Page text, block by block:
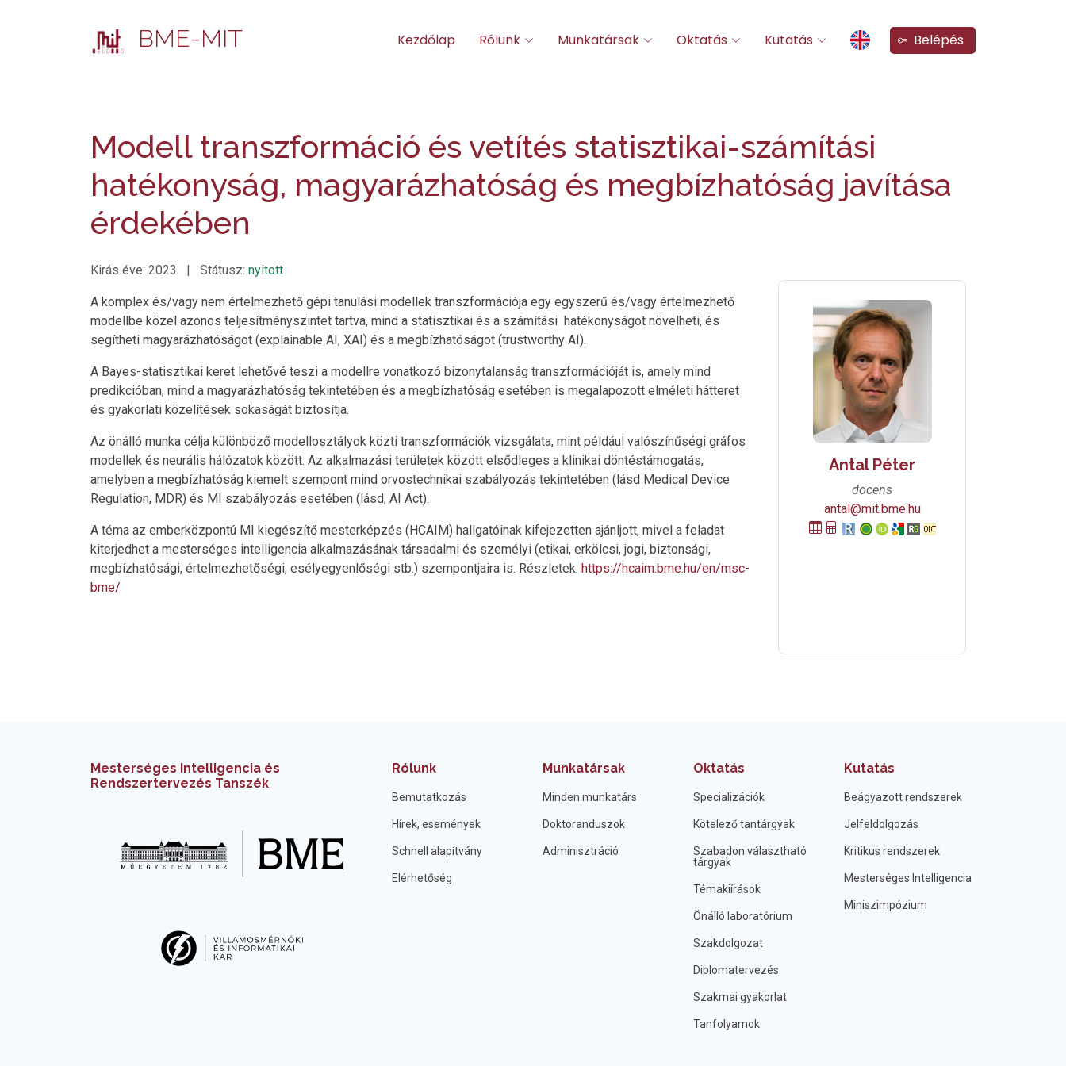
BME-MIT Kezdőlap Rólunk Munkatársak Oktatás Kutatás Belépés
Modell transzformáció és vetítés statisztikai-számítási
hatékonyság, magyarázhatóság és megbízhatóság javítása
érdekében
Kirás éve: 2023 | Státusz: nyitott
A komplex és/vagy nem értelmezhető gépi tanulási modellek transzformációja egy egyszerű és/vagy értelmezhető
modellbe közel azonos teljesítményszintet tartva, mind a statisztikai és a számítási hatékonyságot növelheti, és
segítheti magyarázhatóságot (explainable AI, XAI) és a megbízhatóságot (trustworthy AI).
A Bayes-statisztikai keret lehetővé teszi a modellre vonatkozó bizonytalanság transzformációját is, amely mind
predikcióban, mind a magyarázhatóság tekintetében és a megbízhatóság esetében is megalapozott elméleti hátteret
és gyakorlati közelítések sokaságát biztosítja.
Az önálló munka célja különböző modellosztályok közti transzformációk vizsgálata, mint például valószínűségi gráfos
modellek és neurális hálózatok között. Az alkalmazási területek között elsődleges a klinikai döntéstámogatás,
amelyben a megbízhatóság kiemelt szempont mind orvostechnikai szabályozás tekintetében (lásd Medical Device
Regulation, MDR) és MI szabályozás esetében (lásd, AI Act).
A téma az emberközpontú MI kiegészítő mesterképzés (HCAIM) hallgatóinak kifejezetten ajánljott, mivel a feladat
kiterjedhet a mesterséges intelligencia alkalmazásának társadalmi és személyi (etikai, erkölcsi, jogi, biztonsági,
megbízhatósági, értelmezhetőségi, esélyegyenlőségi stb.) szempontjaira is. Részletek: https://hcaim.bme.hu/en/msc-
bme/
Antal Péter
docens
antal@mit.bme.hu
Mesterséges Intelligencia és
Rendszertervezés Tanszék
Rólunk
Bemutatkozás
Hírek, események
Schnell alapítvány
Elérhetőség
Munkatársak
Minden munkatárs
Doktoranduszok
Adminisztráció
Oktatás
Specializációk
Kötelező tantárgyak
Szabadon választható
tárgyak
Témakiírások
Önálló laboratórium
Szakdolgozat
Diplomatervezés
Szakmai gyakorlat
Tanfolyamok
Kutatás
Beágyazott rendszerek
Jelfeldolgozás
Kritikus rendszerek
Mesterséges Intelligencia
Miniszimpózium